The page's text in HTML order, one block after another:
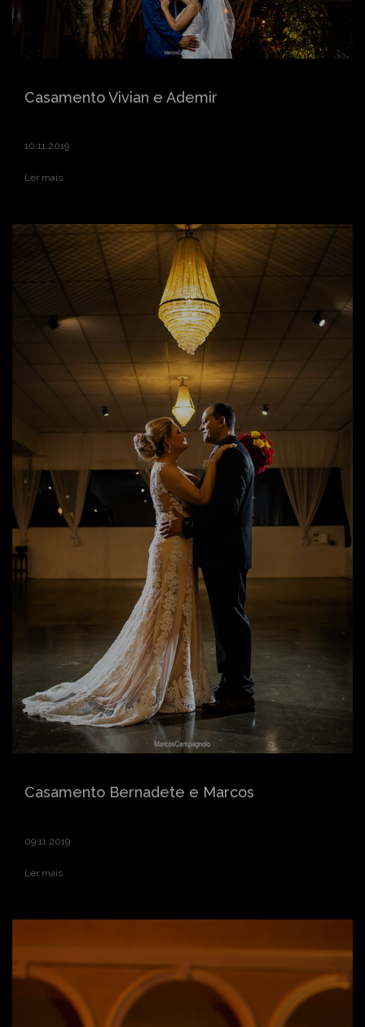
Casamento Vivian e Ademir
10.11.2019
Ler mais
Casamento Bernadete e Marcos
09.11.2019
Ler mais